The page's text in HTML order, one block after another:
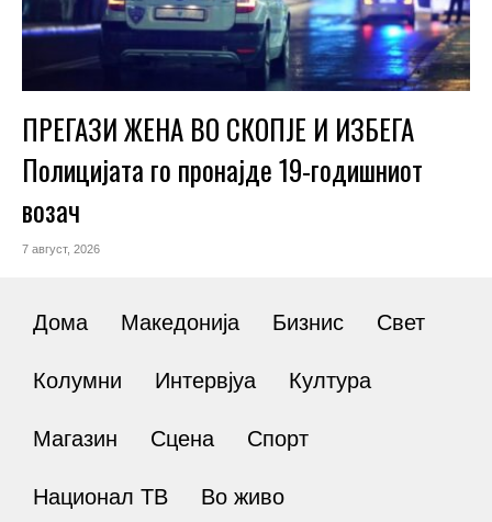
ПРЕГАЗИ ЖЕНА ВО СКОПЈЕ И ИЗБЕГА
Полицијата го пронајде 19-годишниот
возач
7 август, 2026
Дома Македонија Бизнис Свет
Колумни Интервјуа Култура
Магазин Сцена Спорт
Национал ТВ Во живо